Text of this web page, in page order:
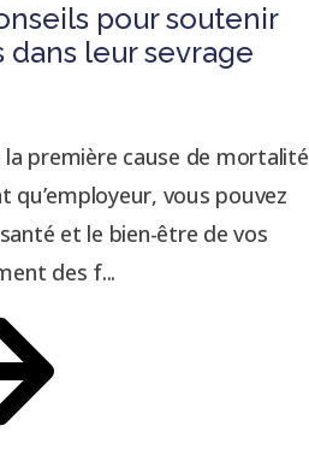
pour soutenir
leur sevrage
première cause de mortalité
qu’employeur, vous pouvez
et le bien-être de vos
des f...